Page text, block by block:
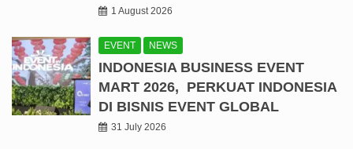
1 August 2026
EVENT NEWS
INDONESIA BUSINESS EVENT
MART 2026, PERKUAT INDONESIA
DI BISNIS EVENT GLOBAL
31 July 2026